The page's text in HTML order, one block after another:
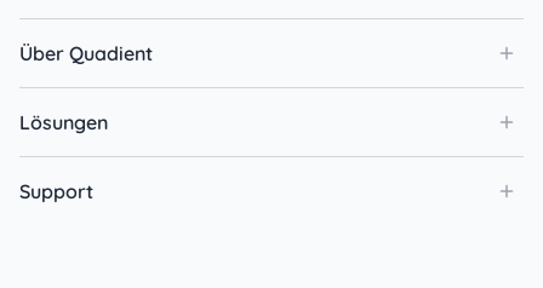
Über Quadient
Lösungen
Support